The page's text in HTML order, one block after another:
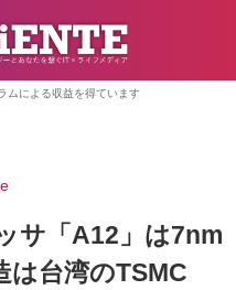
ムによる収益を得ています
サ「A12」は7nm
台湾のTSMC